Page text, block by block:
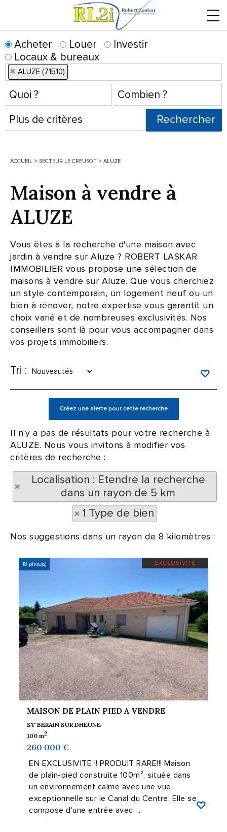
Acheter Louer
Investir
Locaux & bureaux
ALUZE (71510)
ACCUEIL > SECTEUR LE CREUSOT > ALUZE
Maison à vendre à
ALUZE
Vous êtes à la recherche d'une maison avec
jardin à vendre sur Aluze ? ROBERT LASKAR
IMMOBILIER vous propose une sélection de
maisons à vendre sur Aluze. Que vous cherchiez
un style contemporain, un logement neuf ou un
bien à rénover, notre expertise vous garantit un
choix varié et de nombreuses exclusivités. Nos
conseillers sont là pour vous accompagner dans
vos projets immobiliers.
Tri :
Il n'y a pas de résultats pour votre recherche à
ALUZE. Nous vous invitons à modifier vos
critères de recherche :
Localisation : Etendre la recherche
dans un rayon de 5 km
1 Type de bien
Nos suggestions dans un rayon de 8 kilomètres :
18 photo(s)
MAISON DE PLAIN PIED A VENDRE
ST BERAIN SUR DHEUNE
100 m2
260 000 €
EN EXCLUSIVITE !! PRODUIT RARE!!! Maison
de plain-pied construite 100m², située dans
un environnement calme avec une vue
exceptionnelle sur le Canal du Centre. Elle se
compose d'une entrée avec ...